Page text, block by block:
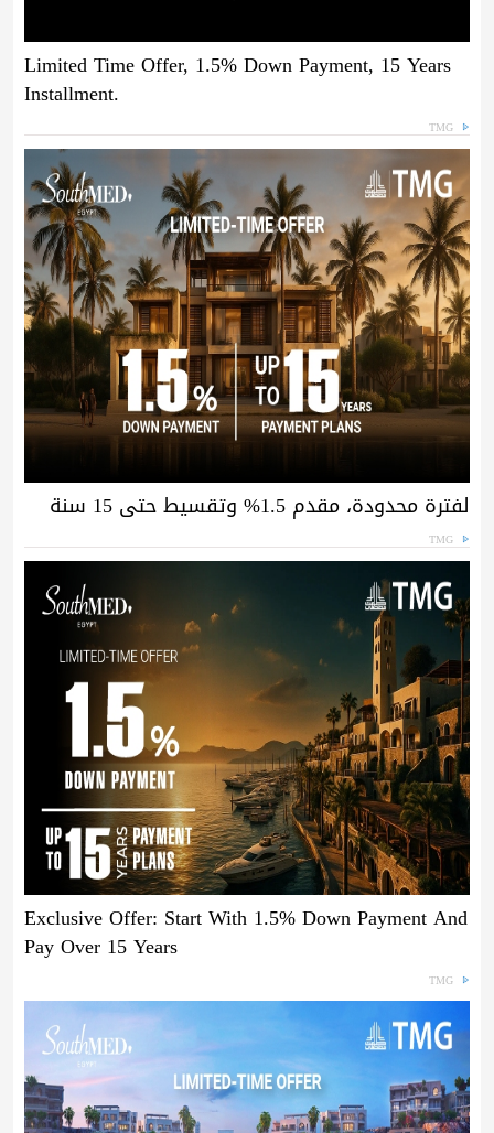
Limited Time Offer, 1.5% Down Payment, 15 Years
Installment.
TMG
لفترة محدودة، مقدم 1.5% وتقسيط حتى 15 سنة
TMG
Exclusive Offer: Start With 1.5% Down Payment And
Pay Over 15 Years
TMG